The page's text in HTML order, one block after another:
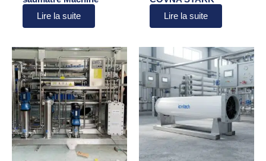
Lire la suite
Lire la suite